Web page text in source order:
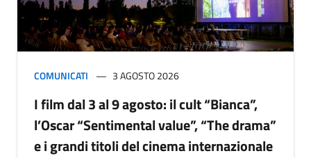
COMUNICATI 3 AGOSTO 2026
I film dal 3 al 9 agosto: il cult “Bianca”,
l’Oscar “Sentimental value”, “The drama”
e i grandi titoli del cinema internazionale